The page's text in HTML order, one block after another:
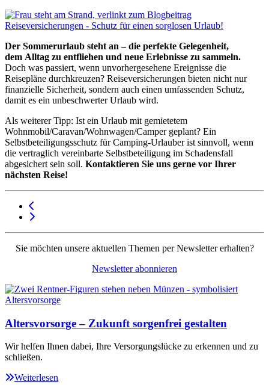
Der Sommerurlaub steht an – die perfekte Gelegenheit,
dem Alltag zu entfliehen und neue Erlebnisse zu sammeln.
Doch was passiert, wenn unvorhergesehene Ereignisse die
Reisepläne durchkreuzen? Reiseversicherungen bieten nicht nur
finanzielle Sicherheit, sondern auch einen umfassenden Schutz,
damit es ein unbeschwerter Urlaub wird.
Als weiterer Tipp: Ist ein Urlaub mit gemietetem
Wohnmobil/Caravan/Wohnwagen/Camper geplant? Ein
Selbstbeteiligungsschutz für Camping-Urlauber ist sinnvoll, wenn
die vertraglich vereinbarte Selbstbeteiligung im Schadensfall
abgesichert sein soll. Kontaktieren Sie uns gerne vor Ihrer
nächsten Reise!
Sie möchten unsere aktuellen Themen per Newsletter erhalten?
Newsletter abonnieren
Altersvorsorge – Zukunft sorgenfrei gestalten
Wir helfen Ihnen dabei, Ihre Versorgungslücke zu erkennen und zu
schließen.
Weiterlesen